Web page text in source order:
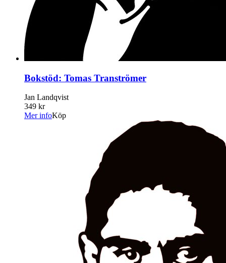
Bokstöd: Tomas Tranströmer
Jan Landqvist
349 kr
Mer infoKöp